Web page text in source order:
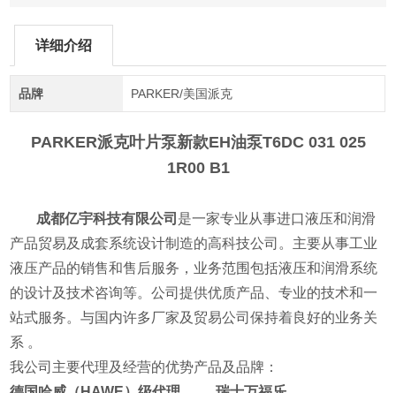
详细介绍
品牌 PARKER/美国派克
PARKER派克叶片泵新款EH油泵T6DC 031 025
1R00 B1
成都亿宇科技有限公司 是一家专业从事进口液压和润滑
产品贸易及成套系统设计制造的高科技公司。主要从事工业
液压产品的销售和售后服务，业务范围包括液压和润滑系统
的设计及技术咨询等。公司提供优质产品、专业的技术和一
站式服务。与国内许多厂家及贸易公司保持着良好的业务关
系 。
我公司主要代理及经营的优势产品及品牌：